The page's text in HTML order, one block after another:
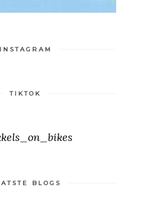
INSTAGRAM
TIKTOK
BLOGS